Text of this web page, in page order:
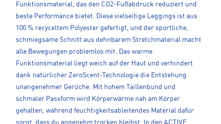
Funktionsmaterial, das den CO2-Fußabdruck reduziert und
beste Performance bietet. Diese vielseitige Leggings ist aus
100 % recyceltem Polyester gefertigt, und der sportliche,
schmiegsame Schnitt aus dehnbarem Stretchmaterial macht
alle Bewegungen problemlos mit. Das warme
Funktionsmaterial liegt weich auf der Haut und verhindert
dank natürlicher ZeroScent-Technologie die Entstehung
unangenehmer Gerüche. Mit hohem Taillenbund und
schmaler Passform wird Körperwärme nah am Körper
gehalten, während feuchtigkeitsableitendes Material dafür
sorgt, dass du angenehm trocken bleibst. In den ACTIVE